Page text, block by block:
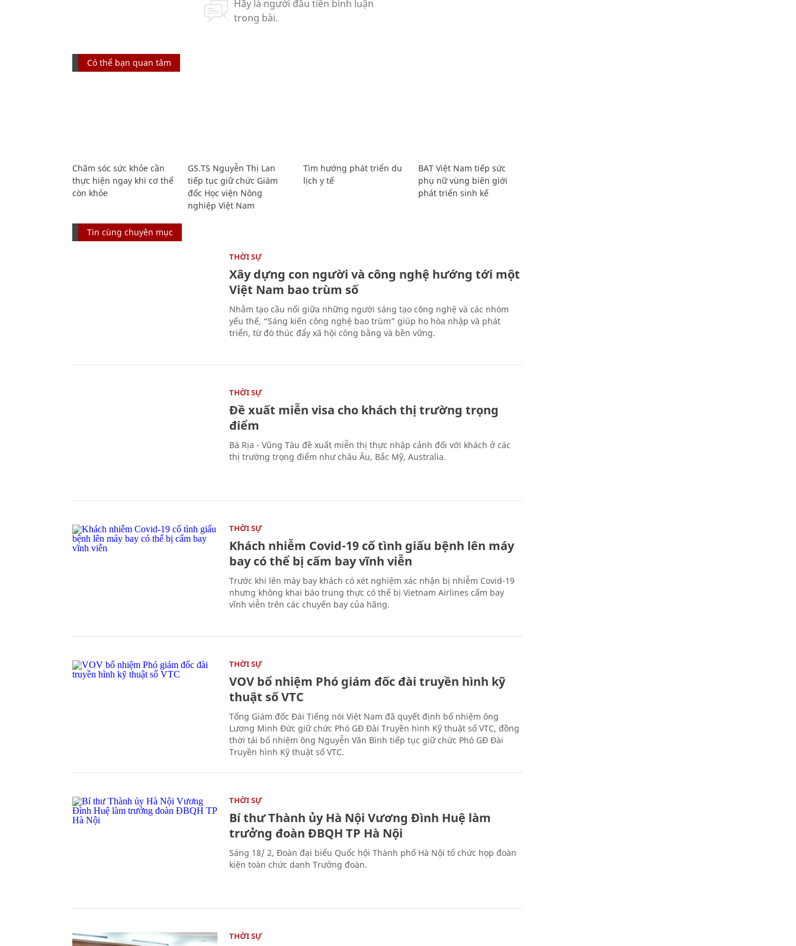
Có thể bạn quan tâm
Chăm sóc sức khỏe cần
thực hiện ngay khi cơ thể
còn khỏe
GS.TS Nguyễn Thị Lan
tiếp tục giữ chức Giám
đốc Học viện Nông
nghiệp Việt Nam
Tìm hướng phát triển du
lịch y tế
BAT Việt Nam tiếp sức
phụ nữ vùng biên giới
phát triển sinh kế
Tin cùng chuyên mục
THỜI SỰ
Xây dựng con người và công nghệ hướng tới một
Việt Nam bao trùm số
Nhằm tạo cầu nối giữa những người sáng tạo công nghệ và các nhóm
yếu thế, “Sáng kiến công nghệ bao trùm” giúp họ hòa nhập và phát
triển, từ đó thúc đẩy xã hội công bằng và bền vững.
THỜI SỰ
Đề xuất miễn visa cho khách thị trường trọng
điểm
Bà Rịa - Vũng Tàu đề xuất miễn thị thực nhập cảnh đối với khách ở các
thị trường trọng điểm như châu Âu, Bắc Mỹ, Australia.
THỜI SỰ
Khách nhiễm Covid-19 cố tình giấu bệnh lên máy
bay có thể bị cấm bay vĩnh viễn
Trước khi lên máy bay khách có xét nghiệm xác nhận bị nhiễm Covid-19
nhưng không khai báo trung thực có thể bị Vietnam Airlines cấm bay
vĩnh viễn trên các chuyến bay của hãng.
THỜI SỰ
VOV bổ nhiệm Phó giám đốc đài truyền hình kỹ
thuật số VTC
Tổng Giám đốc Đài Tiếng nói Việt Nam đã quyết định bổ nhiệm ông
Lương Minh Đức giữ chức Phó GĐ Đài Truyền hình Kỹ thuật số VTC, đồng
thời tái bổ nhiệm ông Nguyễn Văn Bình tiếp tục giữ chức Phó GĐ Đài
Truyền hình Kỹ thuật số VTC.
THỜI SỰ
Bí thư Thành ủy Hà Nội Vương Đình Huệ làm
trưởng đoàn ĐBQH TP Hà Nội
Sáng 18/ 2, Đoàn đại biểu Quốc hội Thành phố Hà Nội tổ chức họp đoàn
kiện toàn chức danh Trưởng đoàn.
THỜI SỰ